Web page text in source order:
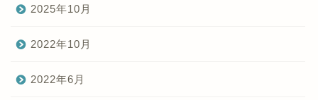
2025年10月
2022年10月
2022年6月